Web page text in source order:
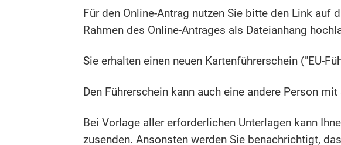
Für den Online-Antrag nutzen Sie bitte den Link
Rahmen des Online-Antrages als Dateianhang
Sie erhalten einen neuen Kartenführerschein ("EU-
Den Führerschein kann auch eine andere Person
Bei Vorlage aller erforderlichen Unterlagen kann
zusenden. Ansonsten werden Sie benachrichtigt,